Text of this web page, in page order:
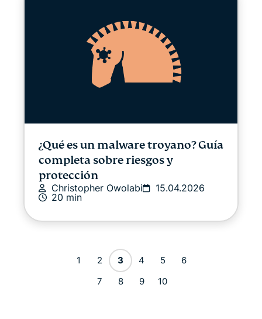
¿Qué es un malware troyano? Guía
completa sobre riesgos y
protección
Christopher Owolabi
15.04.2026
20 min
1 2 3 4 5
6
7
8 9 10